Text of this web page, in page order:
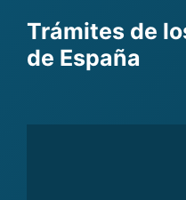
content
Trámites de
de España